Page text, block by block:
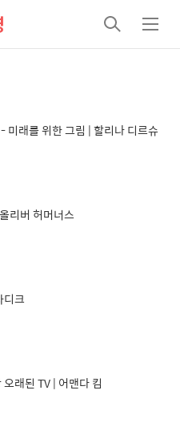
검
색
메
뉴
미래를 위한 그림 | 할리나 디르슈
리버 허머너스
디크
래된 TV | 어맨다 킴